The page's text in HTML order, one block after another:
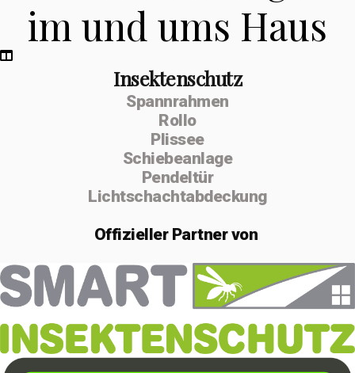
im und ums Haus
Insektenschutz
Spannrahmen
Rollo
Plissee
Schiebeanlage
Pendeltür
Lichtschachtabdeckung
OffiziellerPartner von